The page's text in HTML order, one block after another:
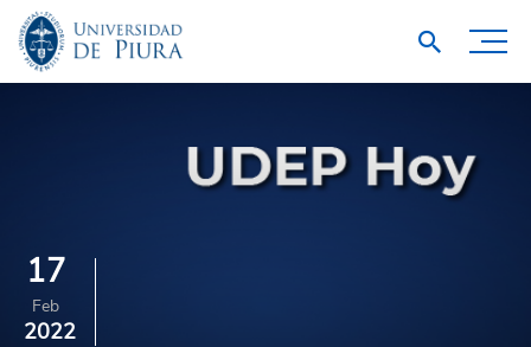
17
Feb
2022